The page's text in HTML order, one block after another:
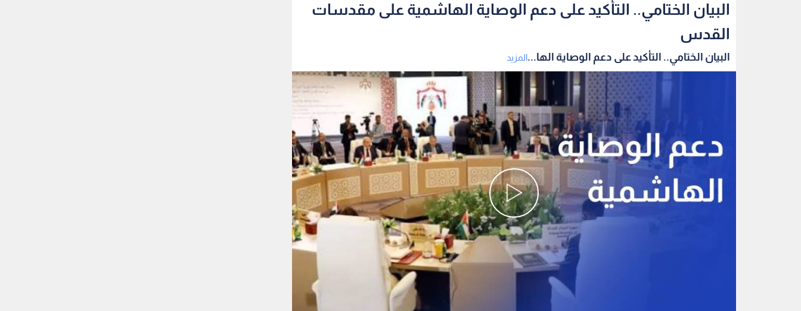
البيان الختامي.. التأكيد على دعم الوصاية الهاشمية على مقدسات
القدس
البيان الختامي.. التأكيد على دعم الوصاية الها...المزيد